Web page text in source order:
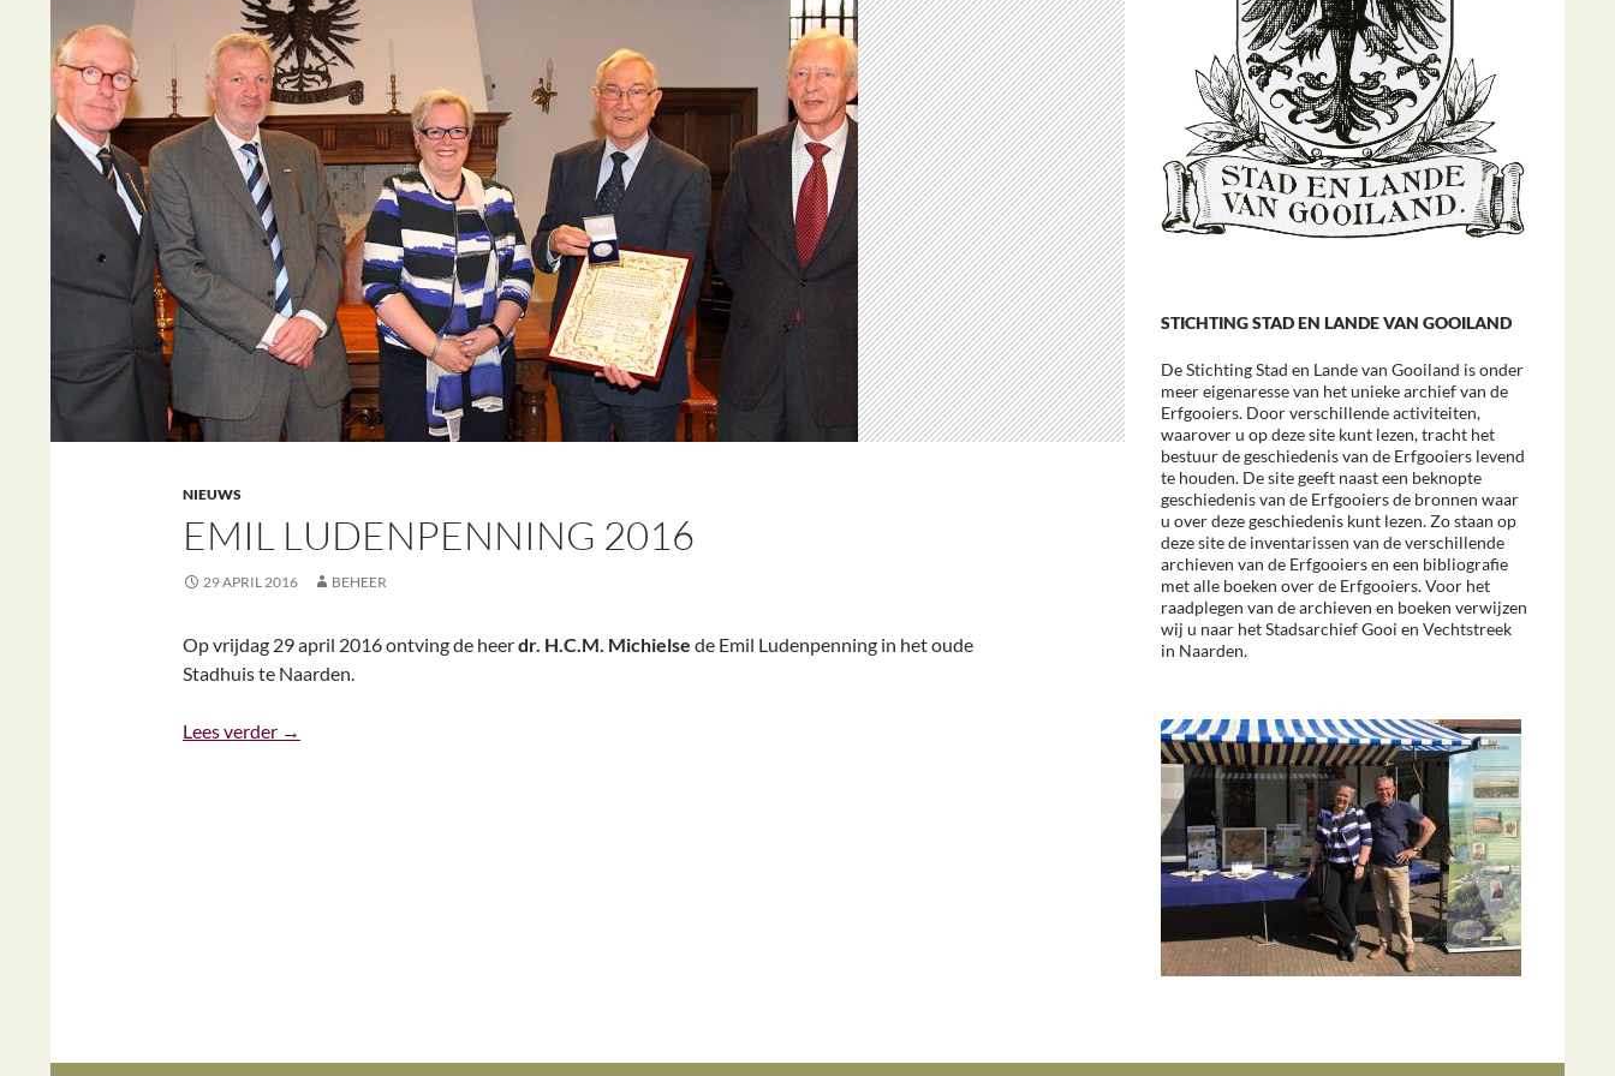
NIEUWS
EMIL LUDENPENNING 2016
29 APRIL 2016 BEHEER
Op vrijdag 29 april 2016 ontving de heerdr. H.C.M. Michielse de Emil Ludenpenning in het oude
Stadhuis te Naarden.
Lees verder Emil Ludenpenning 2016
→
STICHTING STAD EN LANDE VAN GOOILAND
De Stichting Stad en Lande van Gooiland is onder
meer eigenaresse van het unieke archief van de
Erfgooiers. Door verschillende activiteiten,
waarover u op deze site kunt lezen, tracht het
bestuur de geschiedenis van de Erfgooiers levend
te houden. De site geeft naast een beknopte
geschiedenis van de Erfgooiers de bronnen waar
u over deze geschiedenis kunt lezen. Zo staan op
deze site de inventarissen van de verschillende
archieven van de Erfgooiers en een bibliografie
met alle boeken over de Erfgooiers. Voor het
raadplegen van de archieven en boeken verwijzen
wij u naar het Stadsarchief Gooi en Vechtstreek
in Naarden.